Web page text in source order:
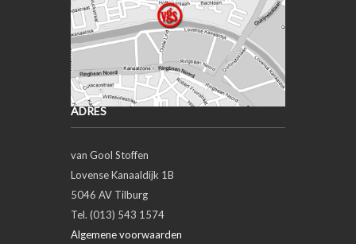
ADRES
van Gool Stoffen
Lovense Kanaaldijk 1B
5046 AV Tilburg
Tel. (013) 543 1574
Algemene voorwaarden